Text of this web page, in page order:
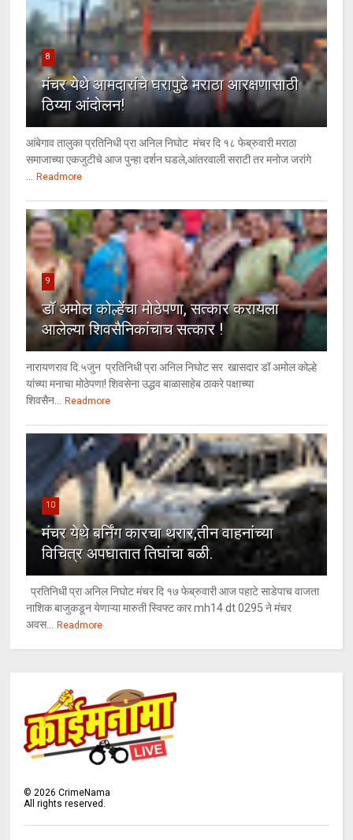
8
मंचर येथे आमदारांचे घरापुढे मराठा आरक्षणासाठी
ठिय्या आंदोलन!
आंबेगाव तालुका प्रतिनिधी प्रा अनिल निघोट मंचर दि १८ फेब्रुवारी मराठा
समाजाच्या एकजुटीचे आज पुन्हा दर्शन घडले,आंतरवाली सराटी तर मनोज जरांगे
Readmore
9
डॉ अमोल कोल्हेंचा मोठेपणा, सत्कार करायला
आलेल्या शिवसैनिकांचाच सत्कार !
नारायणराव दि.५जुन प्रतिनिधी प्रा अनिल निघोट सर खासदार डॉ अमोल कोल्हे
यांच्या मनाचा मोठेपणा! शिवसेना उद्धव बाळासाहेब ठाकरे पक्षाच्या
शिवसैन...
Readmore
10
मंचर येथे बर्निंग कारचा थरार,तीन वाहनांच्या
विचित्र अपघातात तिघांचा बळी.
प्रतिनिधी प्रा अनिल निघोट मंचर दि १७ फेब्रुवारी आज पहाटे साडेपाच वाजता
नाशिक बाजुकडून येणाऱ्या मारुती स्विफ्ट कार mh14 dt 0295 ने मंचर
अवस...
Readmore
© 2026 CrimeNama
All rights reserved.